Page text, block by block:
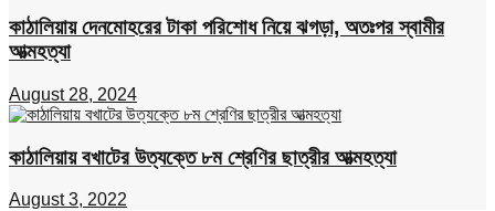
কাঠালিয়ায় দেনমোহরের টাকা পরিশোধ নিয়ে ঝগড়া, অতঃপর স্বামীর
আত্মহত্যা
August 28, 2024
কাঠালিয়ায় বখাটের উত্যক্তে ৮ম শ্রেণির ছাত্রীর আত্মহত্যা
August 3, 2022